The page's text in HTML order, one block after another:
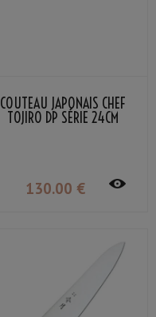
COUTEAU JAPONAIS CHEF
TOJIRO DP SÉRIE 24CM
130.00 €